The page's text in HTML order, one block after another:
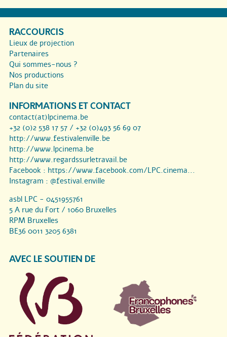
RACCOURCIS
Lieux de projection
Partenaires
Qui sommes-nous ?
Nos productions
Plan du site
INFORMATIONS ET CONTACT
contact(at)lpcinema.be
+32 (0)2 538 17 57 / +32 (0)493 56 69 07
http://www.festivalenville.be
http://www.lpcinema.be
http://www.regardssurletravail.be
Facebook : https://www.facebook.com/LPC.cinema...
Instagram : @festival.enville
asbl LPC - 0451955761
5 A rue du Fort / 1060 Bruxelles
RPM Bruxelles
BE36 0011 3205 6381
AVEC LE SOUTIEN DE